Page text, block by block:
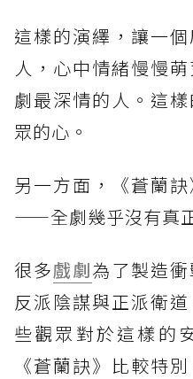
這樣的演繹，讓一
人，心中情緒慢慢
劇最深情的人。這
眾的心。
另一方面，《蒼蘭
——全劇幾乎沒有真
很多戲劇為了製造
反派陰謀與正派衛
些觀眾對於這樣的
《蒼蘭訣》比較特